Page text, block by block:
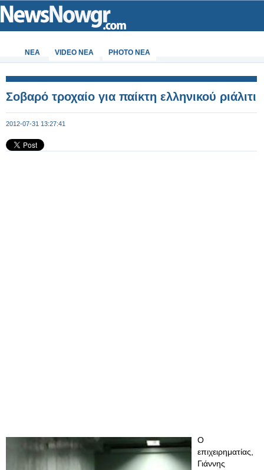
ΝΕΑ VIDEO NEA PHOTO NEA
Σοβαρό τροχαίο για παίκτη ελληνικού ριάλιτι
2012-07-31 13:27:41
Ο
επιχειρηματίας,
Γιάννης